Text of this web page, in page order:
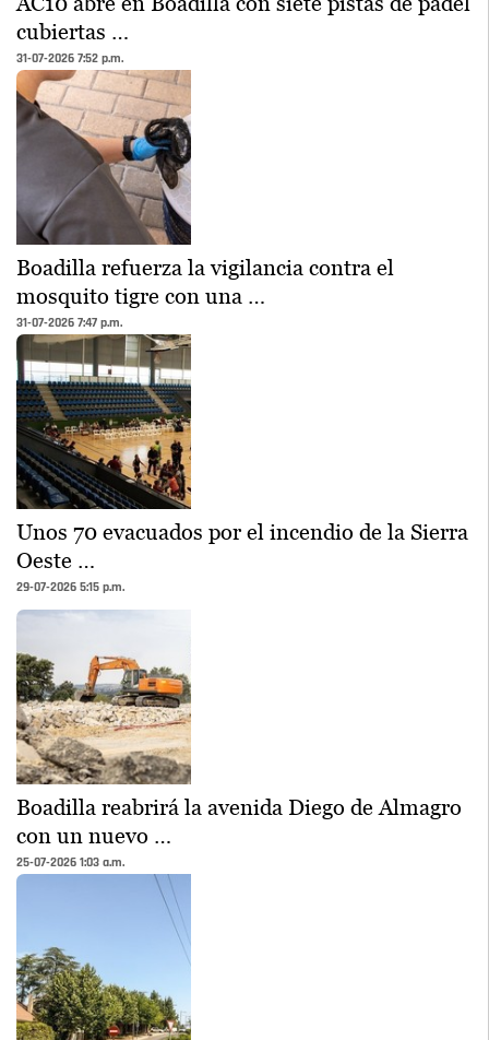
cubiertas …
31-07-2026 7:52 p.m.
Boadilla refuerza la vigilancia contra el
mosquito tigre con una …
31-07-2026 7:47 p.m.
Unos 70 evacuados por el incendio de la Sierra
Oeste …
29-07-2026 5:15 p.m.
Boadilla reabrirá la avenida Diego de Almagro
con un nuevo …
25-07-2026 1:03 a.m.